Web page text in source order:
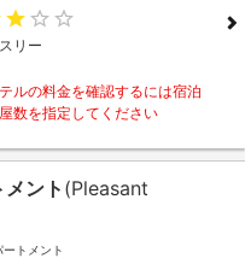
リー
ルの料金を確認するには宿泊
数を指定してください
ント(Pleasant
ートメント